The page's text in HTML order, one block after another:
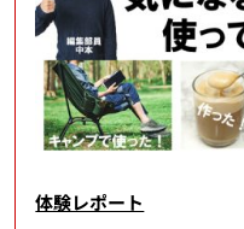
体験レポート